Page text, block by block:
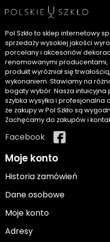
Pol Szkło to sklep internetowy
sprzedaży wysokiej jakości
porcelany i akcesoriów
renomowanymi producentami,
produkt wyróżniał się
wykonaniem. Stawiamy na
bogaty wybór. Nasza intuicyjna
szybka wysyłka i profesjonalna
że zakupy w Pol Szkło są
Zachęcamy do zakupów i
Facebook
Moje konto
Historia zamówień
Dane osobowe
Moje konto
Adresy